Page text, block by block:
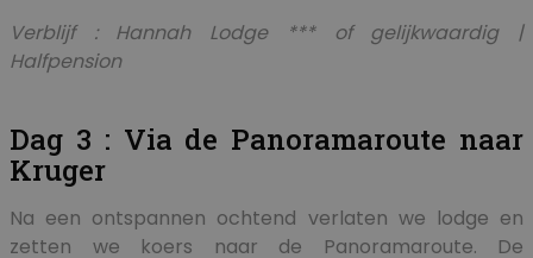
Verblijf : Hannah Lodge *** of gelijkwaardig |
Halfpension
Dag 3 : Via de Panoramaroute naar
Kruger
Na een ontspannen ochtend verlaten we lodge en
zetten we koers naar de Panoramaroute. De